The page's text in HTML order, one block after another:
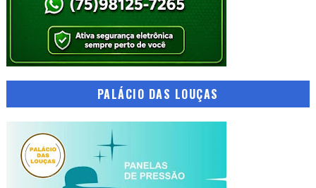
PALÁCIO DAS LOUÇAS